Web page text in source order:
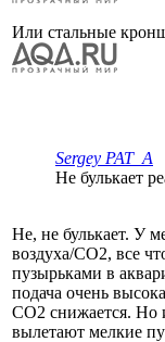
Или стальные
Sergey PAT_A
Не булькает
Не, не булькает. У
воздуха/CO2, все
пузырьками в
подача очень
СО2 снижается. Но
вылетают мелкие